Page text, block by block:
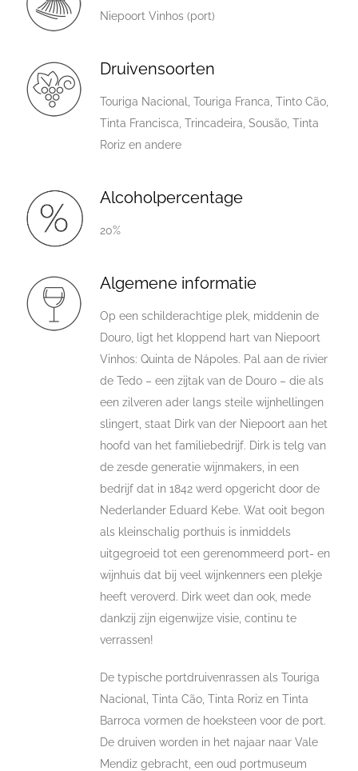
Niepoort Vinhos (port)
Druivensoorten
Touriga Nacional, Touriga Franca, Tinto Cão,
Tinta Francisca, Trincadeira, Sousão, Tinta
Roriz en andere
Alcoholpercentage
20%
Algemene informatie
Op een schilderachtige plek, middenin de
Douro, ligt het kloppend hart van Niepoort
Vinhos: Quinta de Nápoles. Pal aan de rivier
de Tedo – een zijtak van de Douro – die als
een zilveren ader langs steile wijnhellingen
slingert, staat Dirk van der Niepoort aan het
hoofd van het familiebedrijf. Dirk is telg van
de zesde generatie wijnmakers, in een
bedrijf dat in 1842 werd opgericht door de
Nederlander Eduard Kebe. Wat ooit begon
als kleinschalig porthuis is inmiddels
uitgegroeid tot een gerenommeerd port- en
wijnhuis dat bij veel wijnkenners een plekje
heeft veroverd. Dirk weet dan ook, mede
dankzij zijn eigenwijze visie, continu te
verrassen!
De typische portdruivenrassen als Touriga
Nacional, Tinta Cão, Tinta Roriz en Tinta
Barroca vormen de hoeksteen voor de port.
De druiven worden in het najaar naar Vale
Mendiz gebracht, een oud portmuseum